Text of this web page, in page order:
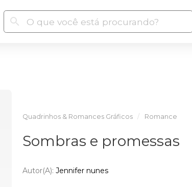
Quadrinhos & Romances Gráficos Romance
Sombras e promessas
Autor(a): Jennifer nunes